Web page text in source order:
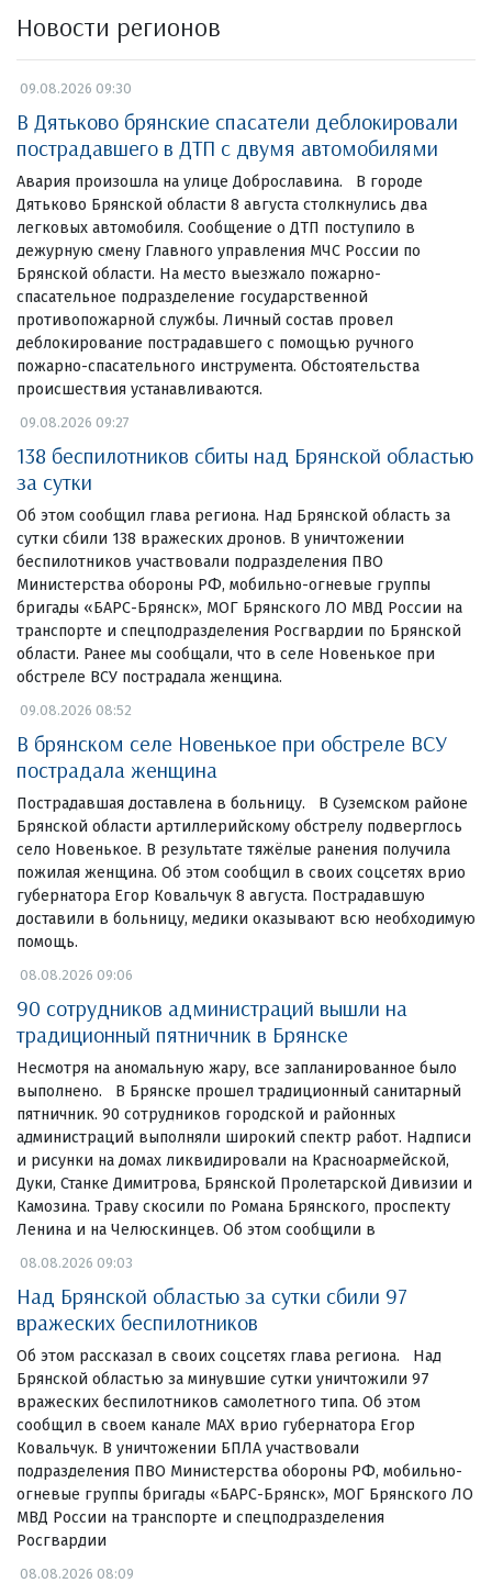
Новости регионов
09.08.2026 09:30
В Дятьково брянские спасатели деблокировали
пострадавшего в ДТП с двумя автомобилями
Авария произошла на улице Доброславина. В городе
Дятьково Брянской области 8 августа столкнулись два
легковых автомобиля. Сообщение о ДТП поступило в
дежурную смену Главного управления МЧС России по
Брянской области. На место выезжало пожарно-
спасательное подразделение государственной
противопожарной службы. Личный состав провел
деблокирование пострадавшего с помощью ручного
пожарно-спасательного инструмента. Обстоятельства
происшествия устанавливаются.
09.08.2026 09:27
138 беспилотников сбиты над Брянской областью
за сутки
Об этом сообщил глава региона. Над Брянской область за
сутки сбили 138 вражеских дронов. В уничтожении
беспилотников участвовали подразделения ПВО
Министерства обороны РФ, мобильно-огневые группы
бригады «БАРС-Брянск», МОГ Брянского ЛО МВД России на
транспорте и спецподразделения Росгвардии по Брянской
области. Ранее мы сообщали, что в селе Новенькое при
обстреле ВСУ пострадала женщина.
09.08.2026 08:52
В брянском селе Новенькое при обстреле ВСУ
пострадала женщина
Пострадавшая доставлена в больницу. В Суземском районе
Брянской области артиллерийскому обстрелу подверглось
село Новенькое. В результате тяжёлые ранения получила
пожилая женщина. Об этом сообщил в своих соцсетях врио
губернатора Егор Ковальчук 8 августа. Пострадавшую
доставили в больницу, медики оказывают всю необходимую
помощь.
08.08.2026 09:06
90 сотрудников администраций вышли на
традиционный пятничник в Брянске
Несмотря на аномальную жару, все запланированное было
выполнено. В Брянске прошел традиционный санитарный
пятничник. 90 сотрудников городской и районных
администраций выполняли широкий спектр работ. Надписи
и рисунки на домах ликвидировали на Красноармейской,
Дуки, Станке Димитрова, Брянской Пролетарской Дивизии и
Камозина. Траву скосили по Романа Брянского, проспекту
Ленина и на Челюскинцев. Об этом сообщили в
08.08.2026 09:03
Над Брянской областью за сутки сбили 97
вражеских беспилотников
Об этом рассказал в своих соцсетях глава региона. Над
Брянской областью за минувшие сутки уничтожили 97
вражеских беспилотников самолетного типа. Об этом
сообщил в своем канале МАХ врио губернатора Егор
Ковальчук. В уничтожении БПЛА участвовали
подразделения ПВО Министерства обороны РФ, мобильно-
огневые группы бригады «БАРС-Брянск», МОГ Брянского ЛО
МВД России на транспорте и спецподразделения
Росгвардии
08.08.2026 08:09